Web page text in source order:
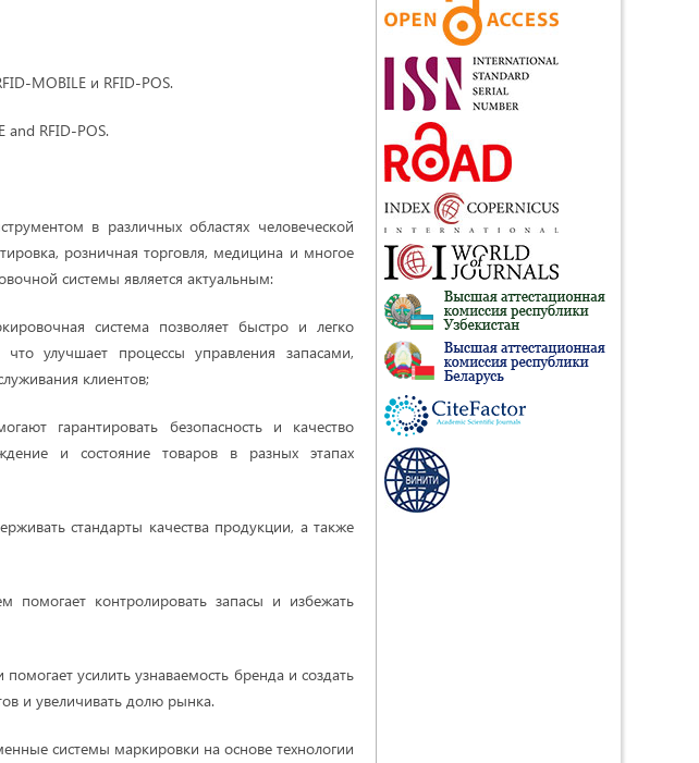
MOBILE и RFID-POS.
and RFID-POS.
в различных областях человеческой
розничная торговля, медицина и многое
системы является актуальным:
система позволяет быстро и легко
улучшает процессы управления запасами,
клиентов;
гарантировать безопасность и качество
и состояние товаров в разных этапах
стандарты качества продукции, а также
помогает контролировать запасы и избежать
усилить узнаваемость бренда и создать
и увеличивать долю рынка.
системы маркировки на основе технологии